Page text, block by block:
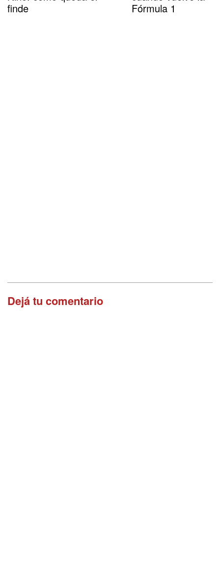
finde
Fórmula 1
Dejá tu comentario